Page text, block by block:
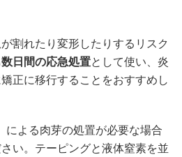
割れたり変形したりするリスク
日間の応急処置として使い、炎
正に移行することをおすすめし
による肉芽の処置が必要な場合
い。テーピングと液体窒素を並